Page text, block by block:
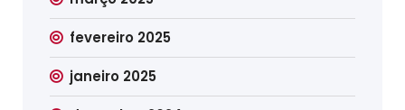
fevereiro 2025
janeiro 2025